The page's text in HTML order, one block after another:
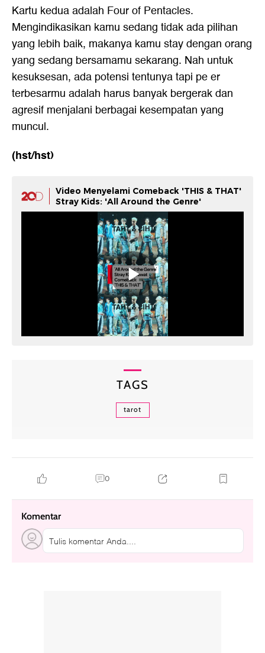
Kartu kedua adalah Four of Pentacles.
Mengindikasikan kamu sedang tidak ada pilihan
yang lebih baik, makanya kamu stay dengan orang
yang sedang bersamamu sekarang. Nah untuk
kesuksesan, ada potensi tentunya tapi pe er
terbesarmu adalah harus banyak bergerak dan
agresif menjalani berbagai kesempatan yang
muncul.
(hst/hst)
Video Menyelami Comeback 'THIS & THAT'
Stray Kids: 'All Around the Genre'
TAGS
tarot
0
Komentar
Tulis komentar Anda....